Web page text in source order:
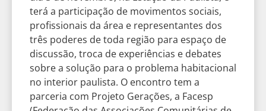
terá a participação de movimentos sociais,
profissionais da área e representantes dos
três poderes de toda região para espaço de
discussão, troca de experiências e debates
sobre a solução para o problema habitacional
no interior paulista. O encontro tem a
parceria com Projeto Gerações, a Facesp